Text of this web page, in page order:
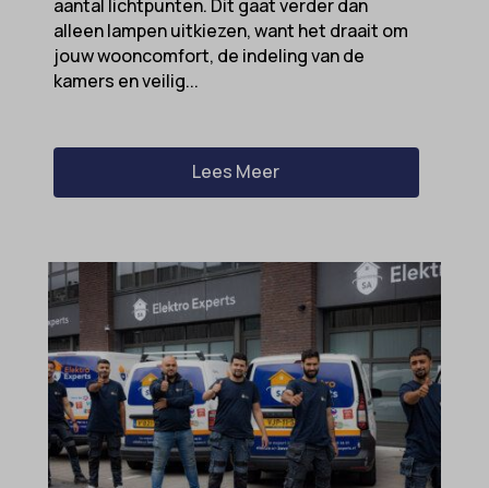
aantal lichtpunten. Dit gaat verder dan
alleen lampen uitkiezen, want het draait om
jouw wooncomfort, de indeling van de
kamers en veilig...
Lees Meer
cookielawinfo-checkbox-*
cookieyes-consent
et-editor-available-post-*
et-pb-recent-items-font_family
gt_auto_switch
intercom-id-*
intercom-session-*
mhcookie
OptanonConsent
sessionId
_upscope__region
acris_cookie_acc
amp_*
blocksy_cookies_consent_accepted
cato_fw_inet
cb-enabled
cc_cookie_accept
cli_cookie_consent
cookie_permission_granted
cookie-*